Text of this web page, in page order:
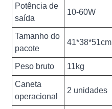
Potência de
saída
10-60W
Tamanho do
pacote
41*38*51cm
Peso bruto 11kg
Caneta
operacional
2 unidades